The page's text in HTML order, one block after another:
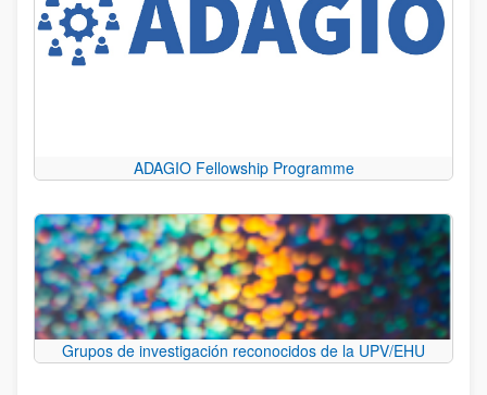
ADAGIO Fellowship Programme
Grupos de investigación reconocidos de la UPV/EHU